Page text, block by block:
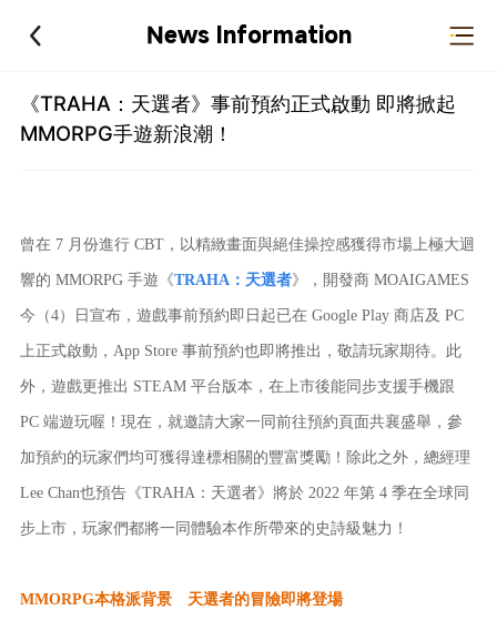
News Information
《TRAHA：天選者》事前預約正式啟動 即將掀起
MMORPG手遊新浪潮！
曾在 7 月份進行 CBT，以精緻畫面與絕佳操控感獲得市場上極大迴
響的 MMORPG 手遊《TRAHA：天選者》，開發商 MOAIGAMES
今（4）日宣布，遊戲事前預約即日起已在 Google Play 商店及 PC
上正式啟動，App Store 事前預約也即將推出，敬請玩家期待。此
外，遊戲更推出 STEAM 平台版本，在上市後能同步支援手機跟
PC 端遊玩喔！現在，就邀請大家一同前往預約頁面共襄盛舉，參
加預約的玩家們均可獲得達標相關的豐富獎勵！除此之外，總經理
Lee Chan也預告《TRAHA：天選者》將於 2022 年第 4 季在全球同
步上市，玩家們都將一同體驗本作所帶來的史詩級魅力！
MMORPG本格派背景 天選者的冒險即將登場